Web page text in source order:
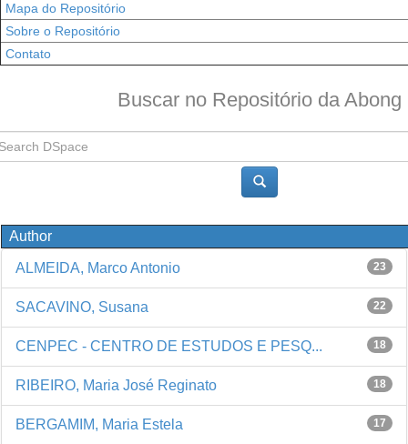
Mapa do Repositório
Sobre o Repositório
Contato
Buscar no Repositório da Abong
Author
23
ALMEIDA, Marco Antonio
22
SACAVINO, Susana
18
CENPEC - CENTRO DE ESTUDOS E PESQ...
18
RIBEIRO, Maria José Reginato
17
BERGAMIM, Maria Estela